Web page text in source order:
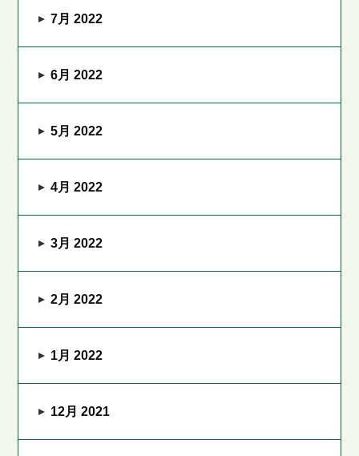
7月 2022
6月 2022
5月 2022
4月 2022
3月 2022
2月 2022
1月 2022
12月 2021